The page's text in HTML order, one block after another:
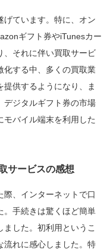
げています。特に、オン
ギフト券やiTunesカー
、それに伴い買取サービ
化する中、多くの買取業
供するようになり、ま
デジタルギフト券の市場
モバイル端末を利用した
サービスの感想
際、インターネットで口
。手続きは驚くほど簡単
した。初利用というこ
流れに感心しました。特